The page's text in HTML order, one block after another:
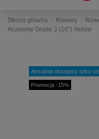
Strona główna Rowery
Academy Grade 3 (16") Yellow
Aktualnie dostępny tylko
Promocja -15%